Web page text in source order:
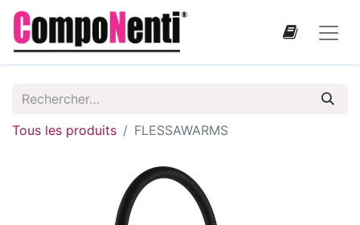
Tous les produits FLESSAWARMS